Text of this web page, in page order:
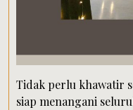
Tidak perlu khawatir
siap menangani